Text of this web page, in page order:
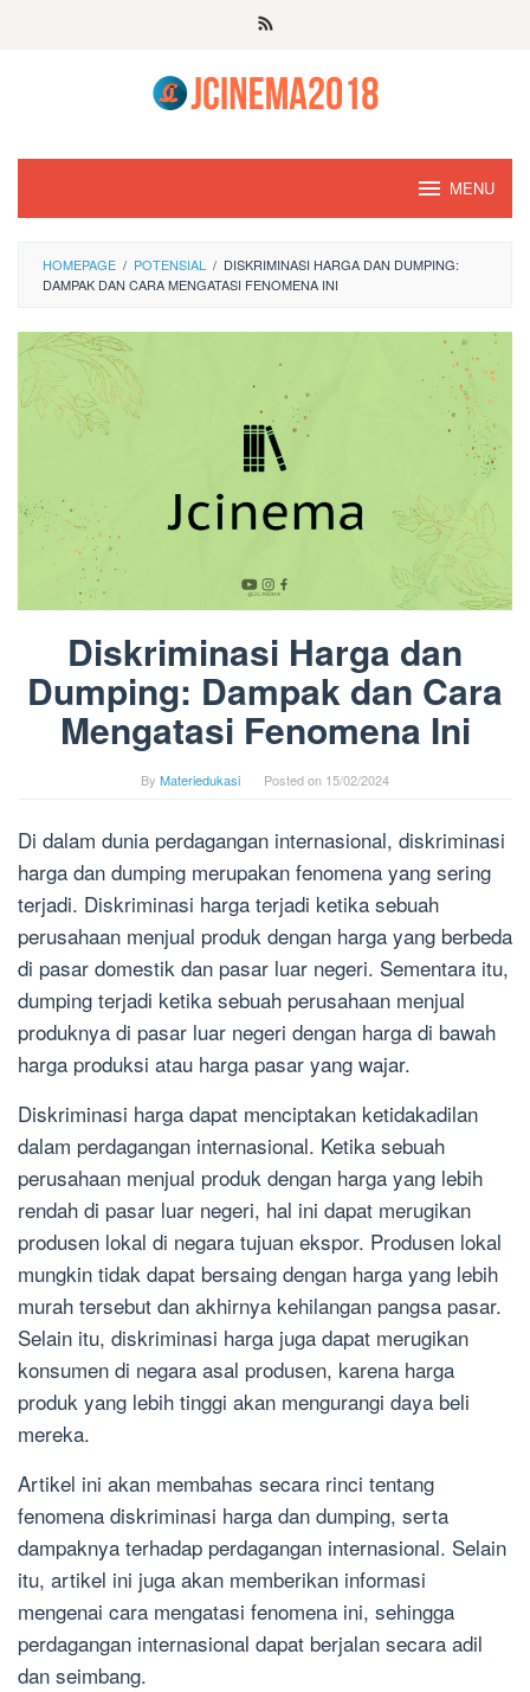
MENU
HOMEPAGE / POTENSIAL / DISKRIMINASI HARGA DAN DUMPING:
DAMPAK DAN CARA MENGATASI FENOMENA INI
Diskriminasi Harga dan
Dumping: Dampak dan Cara
Mengatasi Fenomena Ini
By Materiedukasi Posted on 15/02/2024
Di dalam dunia perdagangan internasional, diskriminasi
harga dan dumping merupakan fenomena yang sering
terjadi. Diskriminasi harga terjadi ketika sebuah
perusahaan menjual produk dengan harga yang berbeda
di pasar domestik dan pasar luar negeri. Sementara itu,
dumping terjadi ketika sebuah perusahaan menjual
produknya di pasar luar negeri dengan harga di bawah
harga produksi atau harga pasar yang wajar.
Diskriminasi harga dapat menciptakan ketidakadilan
dalam perdagangan internasional. Ketika sebuah
perusahaan menjual produk dengan harga yang lebih
rendah di pasar luar negeri, hal ini dapat merugikan
produsen lokal di negara tujuan ekspor. Produsen lokal
mungkin tidak dapat bersaing dengan harga yang lebih
murah tersebut dan akhirnya kehilangan pangsa pasar.
Selain itu, diskriminasi harga juga dapat merugikan
konsumen di negara asal produsen, karena harga
produk yang lebih tinggi akan mengurangi daya beli
mereka.
Artikel ini akan membahas secara rinci tentang
fenomena diskriminasi harga dan dumping, serta
dampaknya terhadap perdagangan internasional. Selain
itu, artikel ini juga akan memberikan informasi
mengenai cara mengatasi fenomena ini, sehingga
perdagangan internasional dapat berjalan secara adil
dan seimbang.